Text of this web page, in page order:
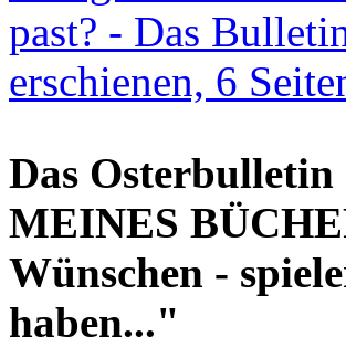
past? - Das
erschienen, 6
Das
MEINES
Wünschen -
haben..."